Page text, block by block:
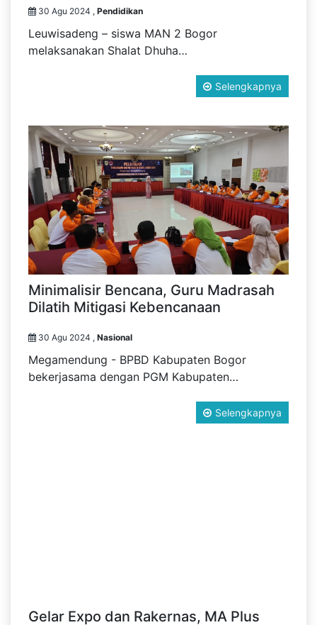
30 Agu 2024 , Pendidikan
Leuwisadeng – siswa MAN 2 Bogor
melaksanakan Shalat Dhuha…
Selengkapnya
Minimalisir Bencana, Guru Madrasah
Dilatih Mitigasi Kebencanaan
30 Agu 2024 , Nasional
Megamendung - BPBD Kabupaten Bogor
bekerjasama dengan PGM Kabupaten…
Selengkapnya
Gelar Expo dan Rakernas, MA Plus